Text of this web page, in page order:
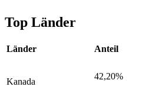
Top Länder
Länder Anteil
Kanada
42,20%